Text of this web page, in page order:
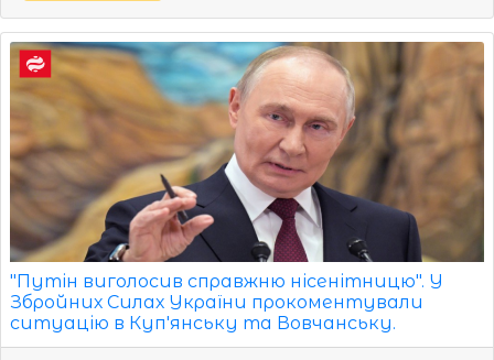
"Путін виголосив справжню нісенітницю". У
Збройних Силах України прокоментували
ситуацію в Куп'янську та Вовчанську.